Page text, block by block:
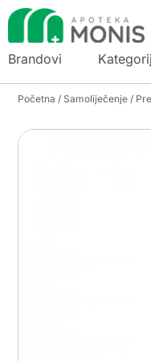
Brandovi
Početna / Samoliječenje /